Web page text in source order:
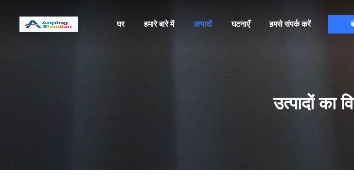
घर हमारे बारे में उत्पादों घटनाएँ हमसे संपर्क करें
उत्पादों का